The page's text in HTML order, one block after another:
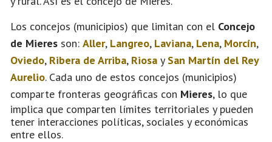
Los concejos (municipios) que limitan con el Concejo
de Mieres son: Aller, Langreo, Laviana, Lena, Morcín,
Oviedo, Ribera de Arriba, Riosa y San Martín del Rey
Aurelio. Cada uno de estos concejos (municipios)
comparte fronteras geográficas con Mieres, lo que
implica que comparten límites territoriales y pueden
tener interacciones políticas, sociales y económicas
entre ellos.